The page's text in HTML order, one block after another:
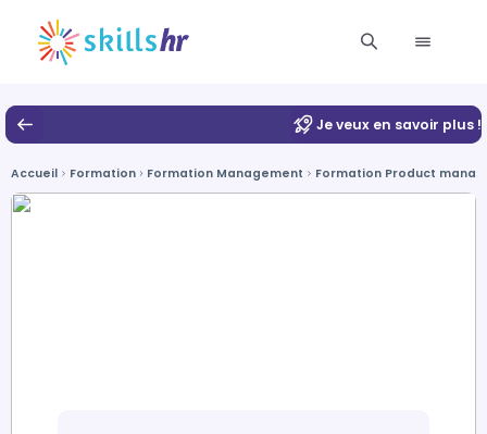
Je veux en savoir plus !
Accueil Formation Formation Management Formation Product